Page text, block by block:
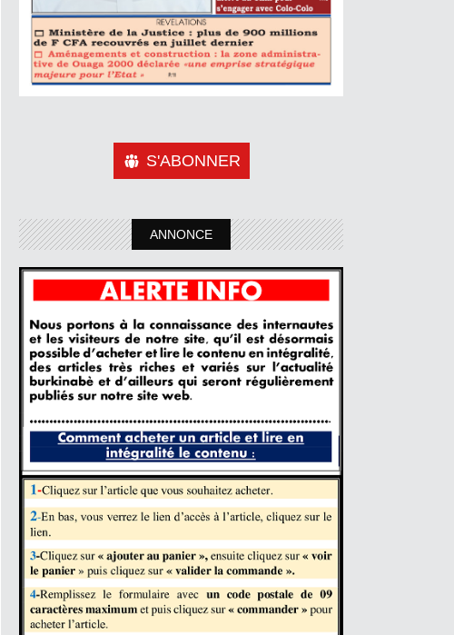
S'ABONNER
ANNONCE